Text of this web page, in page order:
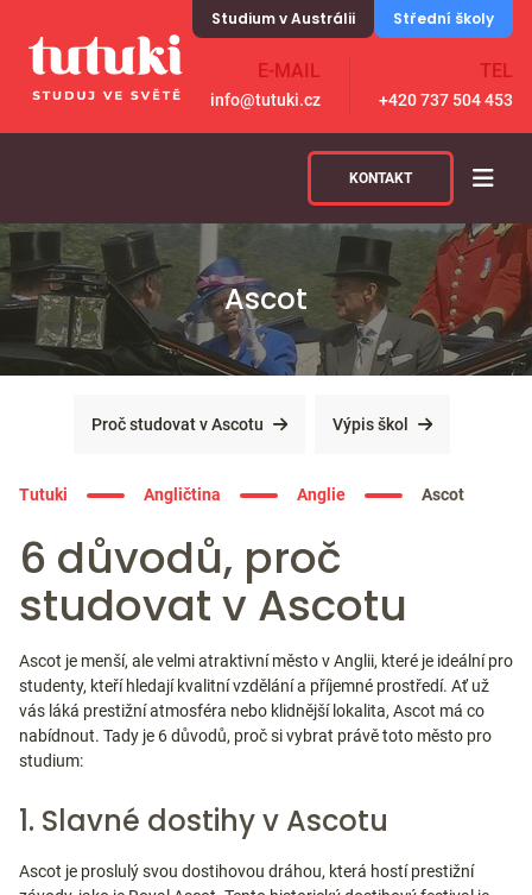
Studium v Austrálii Střední školy
E-MAIL
info@tutuki.cz
TEL
+420 737 504 453
KONTAKT
Ascot
Proč studovat v Ascotu Výpis škol
Tutuki Angličtina Anglie Ascot
6 důvodů, proč
studovat v Ascotu
Ascot je menší, ale velmi atraktivní město v Anglii, které je ideální pro
studenty, kteří hledají kvalitní vzdělání a příjemné prostředí. Ať už
vás láká prestižní atmosféra nebo klidnější lokalita, Ascot má co
nabídnout. Tady je 6 důvodů, proč si vybrat právě toto město pro
studium:
1. Slavné dostihy v Ascotu
Ascot je proslulý svou dostihovou dráhou, která hostí prestižní